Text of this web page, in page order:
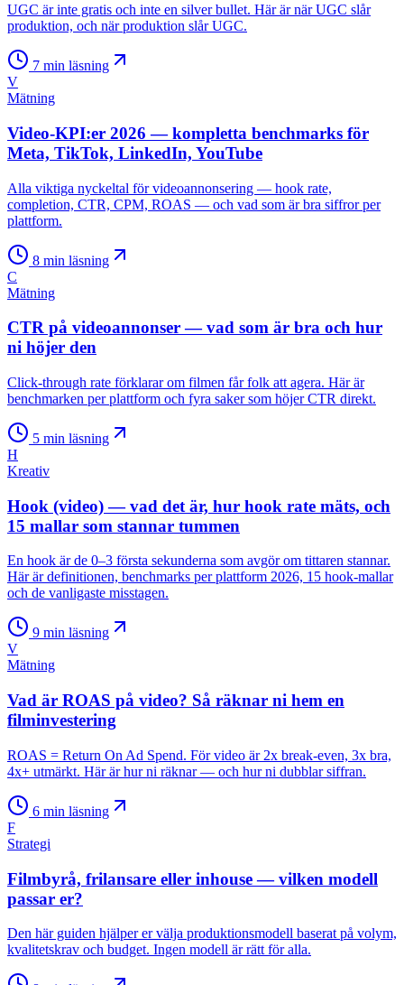
UGC är inte gratis och inte en silver bullet. Här är när UGC slår
produktion, och när produktion slår UGC.
7 min läsning
V
Mätning
Video-KPI:er 2026 — kompletta benchmarks för
Meta, TikTok, LinkedIn, YouTube
Alla viktiga nyckeltal för videoannonsering — hook rate,
completion, CTR, CPM, ROAS — och vad som är bra siffror per
plattform.
8 min läsning
C
Mätning
CTR på videoannonser — vad som är bra och hur
ni höjer den
Click-through rate förklarar om filmen får folk att agera. Här är
benchmarken per plattform och fyra saker som höjer CTR direkt.
5 min läsning
H
Kreativ
Hook (video) — vad det är, hur hook rate mäts, och
15 mallar som stannar tummen
En hook är de 0–3 första sekunderna som avgör om tittaren stannar.
Här är definitionen, benchmarks per plattform 2026, 15 hook-mallar
och de vanligaste misstagen.
9 min läsning
V
Mätning
Vad är ROAS på video? Så räknar ni hem en
filminvestering
ROAS = Return On Ad Spend. För video är 2x break-even, 3x bra,
4x+ utmärkt. Här är hur ni räknar — och hur ni dubblar siffran.
6 min läsning
F
Strategi
Filmbyrå, frilansare eller inhouse — vilken modell
passar er?
Den här guiden hjälper er välja produktionsmodell baserat på volym,
kvalitetskrav och budget. Ingen modell är rätt för alla.